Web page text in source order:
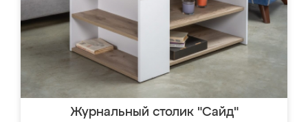
Журнальный столик "Сайд"